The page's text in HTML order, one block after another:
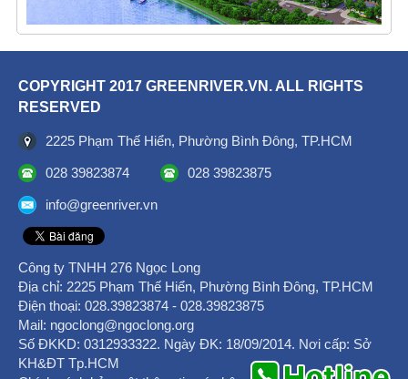
COPYRIGHT 2017 GREENRIVER.VN. ALL RIGHTS
RESERVED
2225 Phạm Thế Hiển, Phường Bình Đông, TP.HCM
028 39823874 028 39823875
info@greenriver.vn
Công ty TNHH 276 Ngọc Long
Địa chỉ: 2225 Phạm Thế Hiển, Phường Bình Đông, TP.HCM
Điện thoại: ‎028.39823874 - 028.39823875
Mail: ngoclong@ngoclong.org
Số ĐKKD: 0312933322. Ngày ĐK: 18/09/2014. Nơi cấp: Sở
KH&ĐT Tp.HCM